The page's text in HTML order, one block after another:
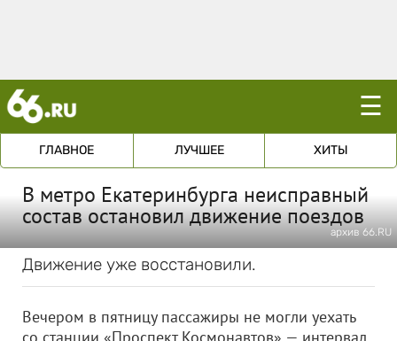
☰
ГЛАВНОЕ ЛУЧШЕЕ ХИТЫ
В метро Екатеринбурга неисправный
состав остановил движение поездов
архив 66.RU
Движение уже восстановили.
Вечером в пятницу пассажиры не могли уехать